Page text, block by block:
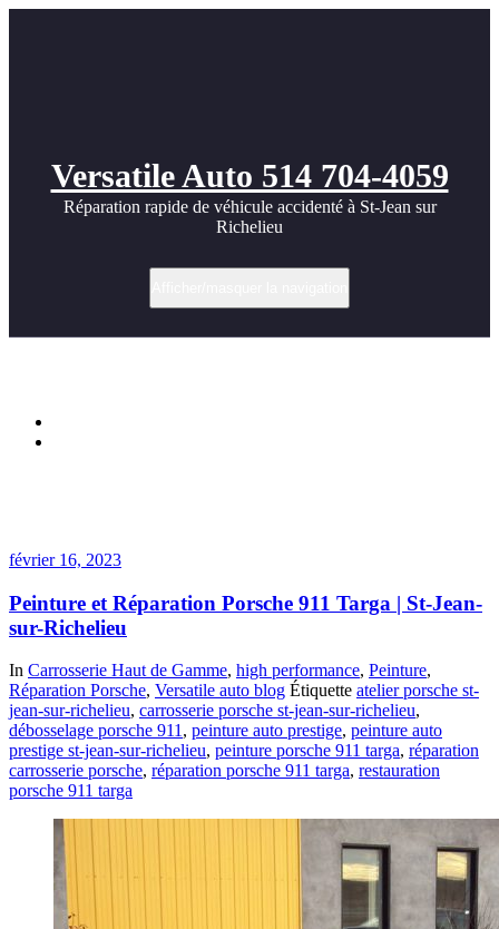
Versatile Auto 514 704-4059
Réparation rapide de véhicule accidenté à St-Jean sur
Richelieu
février 16, 2023
Peinture et Réparation Porsche 911 Targa | St-Jean-
sur-Richelieu
In Carrosserie Haut de Gamme, high performance, Peinture,
Réparation Porsche, Versatile auto blog Étiquette atelier porsche st-
jean-sur-richelieu, carrosserie porsche st-jean-sur-richelieu,
débosselage porsche 911 , peinture auto prestige, peinture auto
prestige st-jean-sur-richelieu, peinture porsche 911 targa, réparation
carrosserie porsche, réparation porsche 911 targa, restauration
porsche 911 targa